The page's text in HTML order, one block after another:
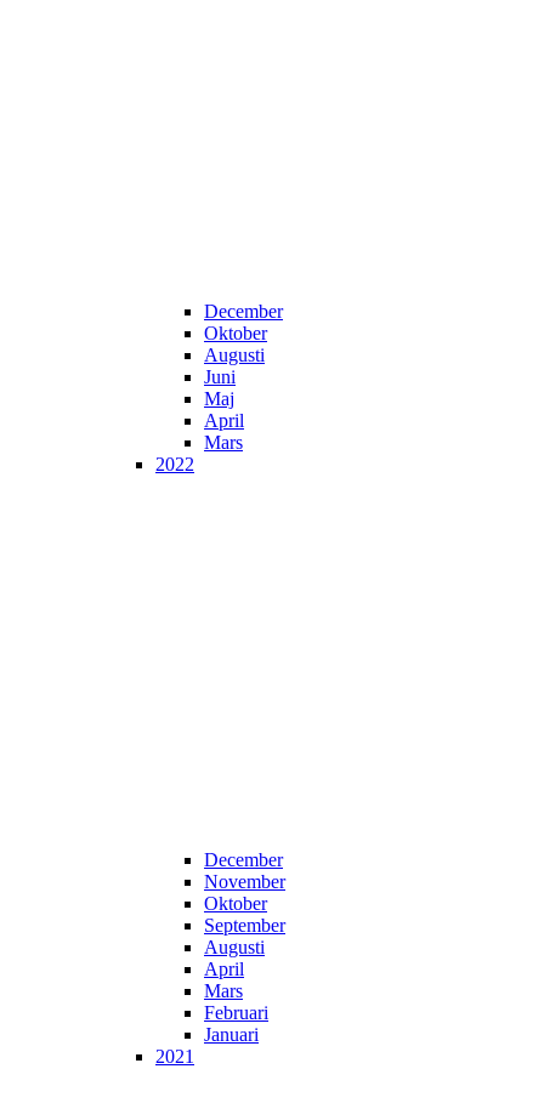
December
Oktober
Augusti
Juni
Maj
April
Mars
2022
December
November
Oktober
September
Augusti
April
Mars
Februari
Januari
2021